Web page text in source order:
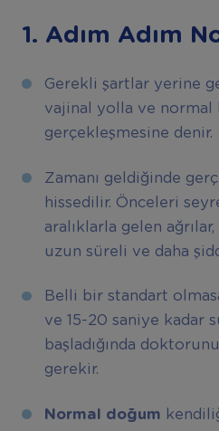
1. Adım Adım
Gerekli şartlar yerine
vajinal yolla ve normal
gerçekleşmesine denir.
Zamanı geldiğinde
hissedilir. Önceleri
aralıklarla gelen
uzun süreli ve daha
Belli bir standart
ve 15-20 saniye kadar
başladığında
gerekir.
Normal doğum